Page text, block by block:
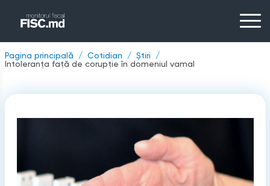
Pagina principală Cotidian
Știri
Intoleranța față de corupţie în domeniul vamal